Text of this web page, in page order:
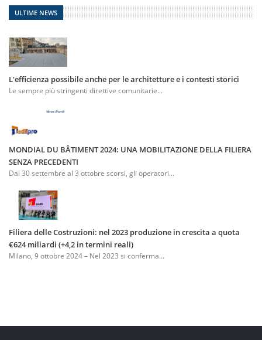
ULTIME NEWS
L'efficienza possibile anche per le architetture e i contesti storici
Le sempre più stringenti direttive comunitarie...
MONDIAL DU BÂTIMENT 2024: UNA MOBILITAZIONE DELLA FILIERA
SENZA PRECEDENTI
Dal 30 settembre al 3 ottobre scorsi, gli operatori...
Filiera delle Costruzioni: nel 2023 produzione in crescita a quota
€624 miliardi (+4,2 in termini reali)
Milano, 9 ottobre 2024 – Nel 2023 si conferma...